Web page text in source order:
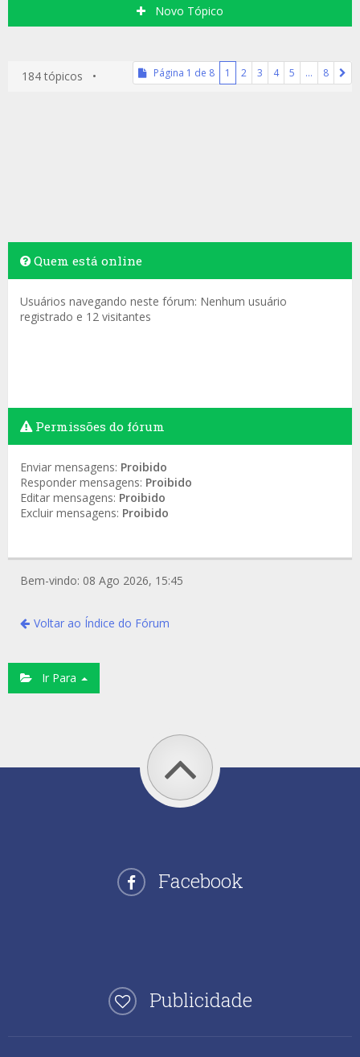
Novo Tópico
184 tópicos • Página 1 de 8 1 2 3 4 5 … 8
Quem está online
Usuários navegando neste fórum: Nenhum usuário
registrado e 12 visitantes
Permissões do fórum
Enviar mensagens: Proibido
Responder mensagens: Proibido
Editar mensagens: Proibido
Excluir mensagens: Proibido
Bem-vindo: 08 Ago 2026, 15:45
Voltar ao Índice do Fórum
Ir Para
Facebook
Publicidade